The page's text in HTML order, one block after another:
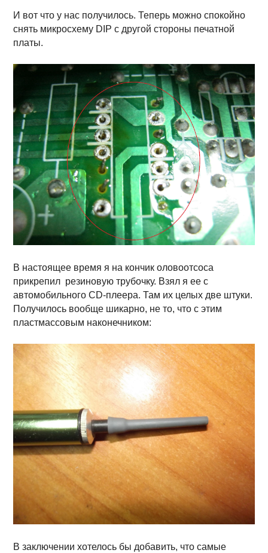
И вот что у нас получилось. Теперь можно спокойно
снять микросхему DIP c другой стороны печатной
платы.
В настоящее время я на кончик оловоотсоса
прикрепил резиновую трубочку. Взял я ее с
автомобильного CD-плеера. Там их целых две штуки.
Получилось вообще шикарно, не то, что с этим
пластмассовым наконечником:
В заключении хотелось бы добавить, что самые